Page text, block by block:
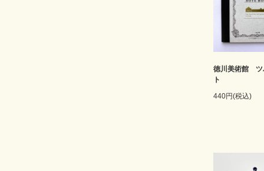
徳川美術館 ツ
ト
440円(税込)